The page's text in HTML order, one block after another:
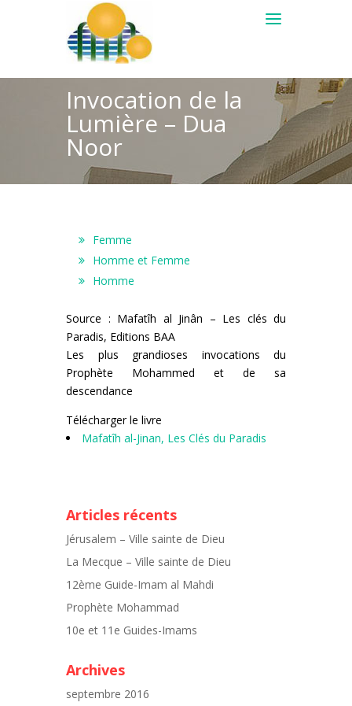
Invocation de la
Lumière – Dua
Noor
Femme
Homme et Femme
Homme
Source : Mafatîh al Jinân – Les clés du
Paradis, Editions BAA
Les plus grandioses invocations du
Prophète Mohammed et de sa
descendance
Télécharger le livre
Mafatîh al-Jinan, Les Clés du Paradis
Articles récents
Jérusalem – Ville sainte de Dieu
La Mecque – Ville sainte de Dieu
12ème Guide-Imam al Mahdi
Prophète Mohammad
10e et 11e Guides-Imams
Archives
septembre 2016